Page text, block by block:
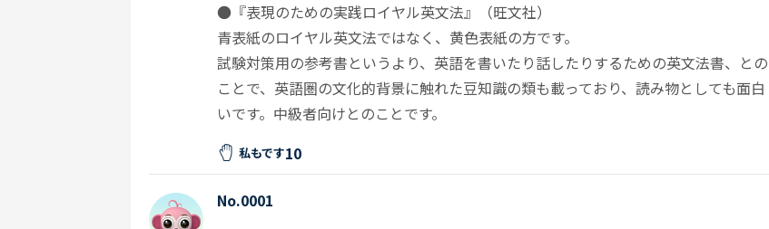
●『表現のための実践ロイヤル英文法』（旺文社）
青表紙のロイヤル英文法ではなく、黄色表紙の方です。
試験対策用の参考書というより、英語を書いたり話したりするための英文法書、との
ことで、英語圏の文化的背景に触れた豆知識の類も載っており、読み物としても面白
いです。中級者向けとのことです。
私もです10
No.0001